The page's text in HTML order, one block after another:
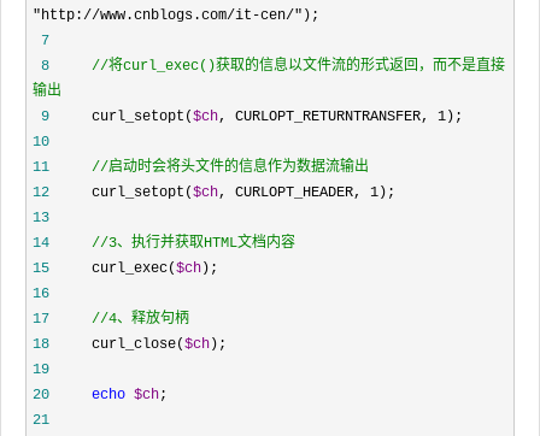
"http://www.cnblogs.com/it-cen/"
7
8
//将curl_exec()获取的信息以文件流的形式返回，而不是直接
输出
9
     curl_setopt(
$ch, CURLOPT_RETURNTRANSFER, 1
10
11
//启动时会将头文件的信息作为数据流输出
12
     curl_setopt(
$ch, CURLOPT_HEADER, 1
13
14
//3、执行并获取HTML文档内容
15
     curl_exec(
$ch
16
17
//4、释放句柄
18
     curl_close(
$ch
19
20
echo $ch
21